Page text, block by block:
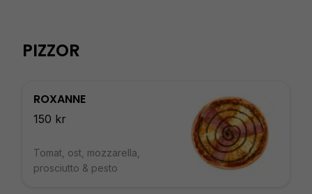
PIZZOR
ROXANNE
150 kr
Tomat, ost, mozzarella,
prosciutto & pesto